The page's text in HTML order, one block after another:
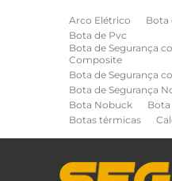
Arco Elétrico
Bota
Bota de Pvc
Bota de Segurança
Composite
Bota de Segurança
Bota de Segurança
Bota Nobuck
Botas térmicas
Capa de Chuva